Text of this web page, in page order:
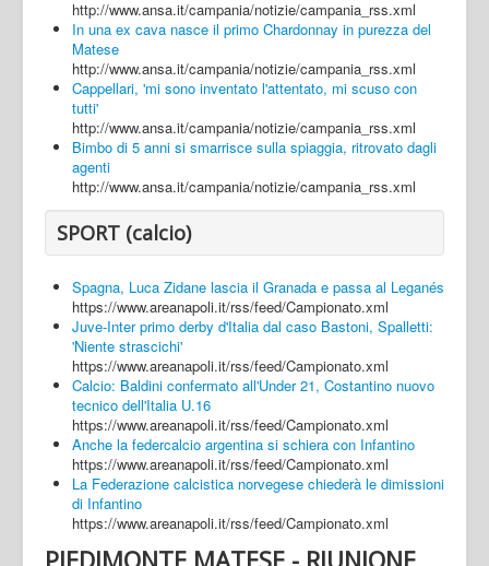
http://www.ansa.it/campania/notizie/campania_rss.xml
In una ex cava nasce il primo Chardonnay in purezza del
Matese
http://www.ansa.it/campania/notizie/campania_rss.xml
Cappellari, 'mi sono inventato l'attentato, mi scuso con
tutti'
http://www.ansa.it/campania/notizie/campania_rss.xml
Bimbo di 5 anni si smarrisce sulla spiaggia, ritrovato dagli
agenti
http://www.ansa.it/campania/notizie/campania_rss.xml
SPORT (calcio)
Spagna, Luca Zidane lascia il Granada e passa al Leganés
https://www.areanapoli.it/rss/feed/Campionato.xml
Juve-Inter primo derby d'Italia dal caso Bastoni, Spalletti:
'Niente strascichi'
https://www.areanapoli.it/rss/feed/Campionato.xml
Calcio: Baldini confermato all'Under 21, Costantino nuovo
tecnico dell'Italia U.16
https://www.areanapoli.it/rss/feed/Campionato.xml
Anche la federcalcio argentina si schiera con Infantino
https://www.areanapoli.it/rss/feed/Campionato.xml
La Federazione calcistica norvegese chiederà le dimissioni
di Infantino
https://www.areanapoli.it/rss/feed/Campionato.xml
PIEDIMONTE MATESE - RIUNIONE